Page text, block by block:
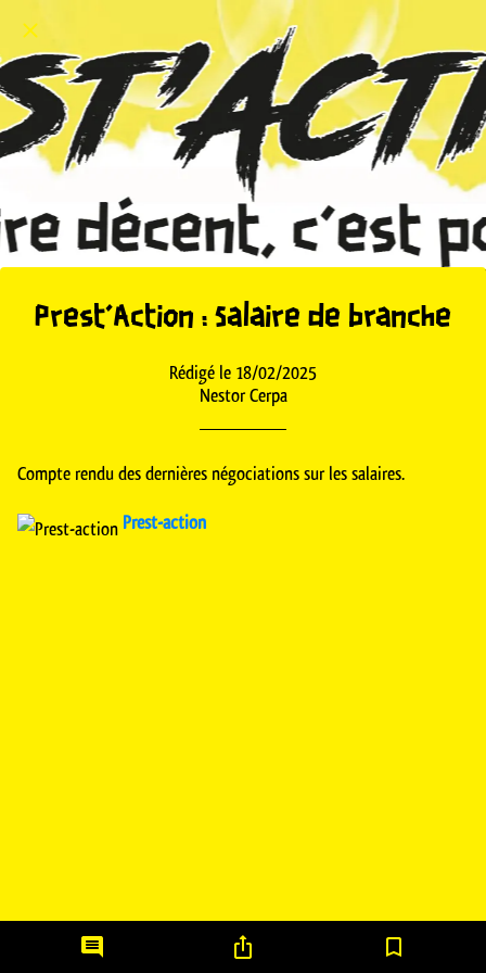
Prest'Action : Salaire de branche
Rédigé le 18/02/2025
Nestor Cerpa
Compte rendu des dernières négociations sur les salaires.
Prest-action